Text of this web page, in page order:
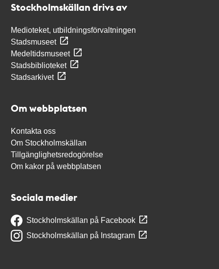
Stockholmskällan drivs av
Medioteket, utbildningsförvaltningen
Stadsmuseet
Medeltidsmuseet
Stadsbiblioteket
Stadsarkivet
Om webbplatsen
Kontakta oss
Om Stockholmskällan
Tillgänglighetsredogörelse
Om kakor på webbplatsen
Sociala medier
Stockholmskällan på Facebook
Stockholmskällan på Instagram